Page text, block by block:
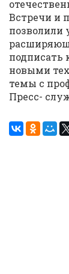
Встречи и
позволили
подписать
новыми
темы с
Пресс-